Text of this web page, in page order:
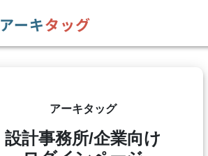
アーキタッグ
設計事務所/企業向け